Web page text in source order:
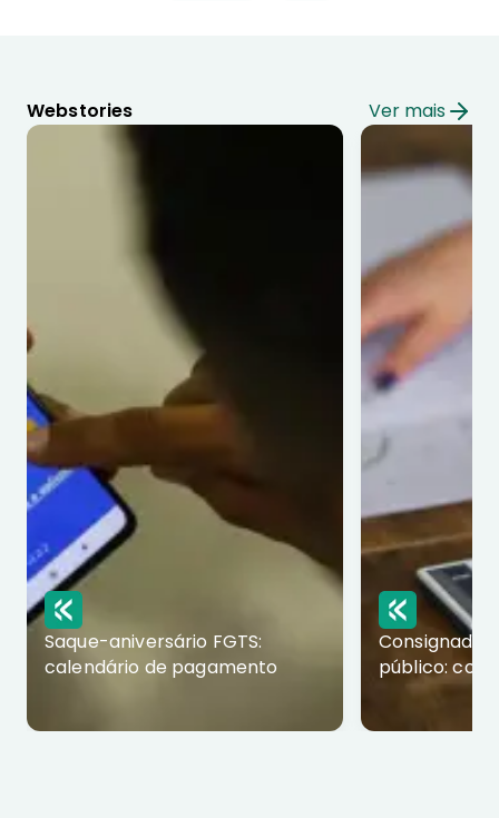
Webstories Ver mais
Saque-aniversário FGTS:
calendário de pagamento
Consignado
público: